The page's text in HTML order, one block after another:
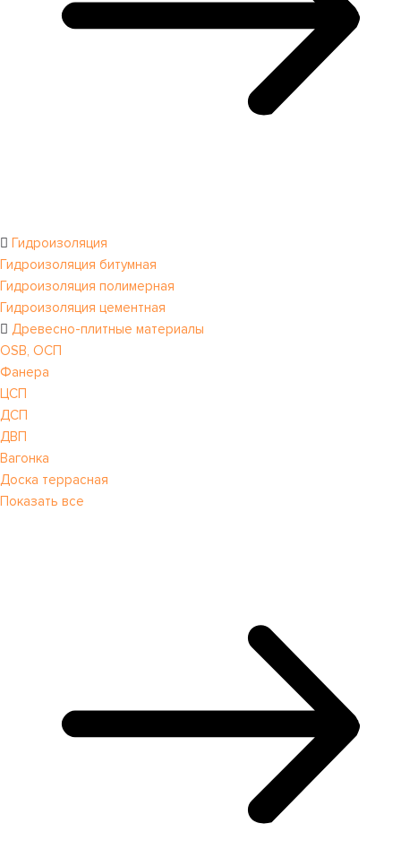
Гидроизоляция
Гидроизоляция битумная
Гидроизоляция полимерная
Гидроизоляция цементная
Древесно-плитные материалы
OSB, ОСП
Фанера
ЦСП
ДСП
ДВП
Вагонка
Доска террасная
Показать все